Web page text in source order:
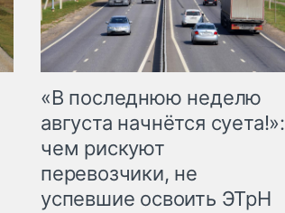
«В последнюю неделю
августа начнётся суета!»:
чем рискуют
перевозчики, не
успевшие освоить ЭТрН